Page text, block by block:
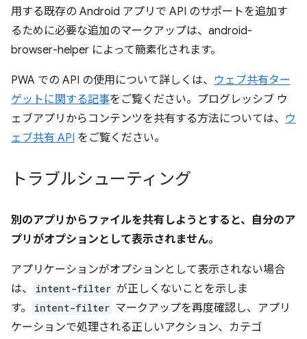
用する既存の Android アプリで API のサポートを追加す
るために必要な追加のマークアップは、android-
browser-helper によって簡素化されます。
PWA での API の使用について詳しくは、 ウェブ共有ター
ゲットに関する記事をご覧ください。プログレッシブ ウ
ェブアプリからコンテンツを共有する方法については、 ウ
ェブ共有 API をご覧ください。
トラブルシューティング
別のアプリからファイルを共有しようとすると、自分のア
プリがオプションとして表示されません。
アプリケーションがオプションとして表示されない場合
は、
intent-filter が正しくないことを示しま
す。
intent-filter マークアップを再度確認し、アプリ
ケーションで処理される正しいアクション、カテゴ